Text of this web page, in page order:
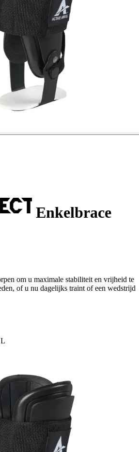
Enkelbrace
om u maximale stabiliteit en vrijheid te
of u nu dagelijks traint of een wedstrijd
L